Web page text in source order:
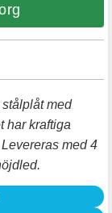
med
har kraftiga
med 4